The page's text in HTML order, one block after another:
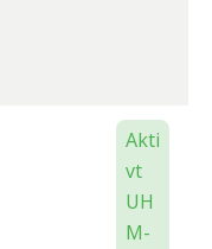
Akti
vt
UH
M-